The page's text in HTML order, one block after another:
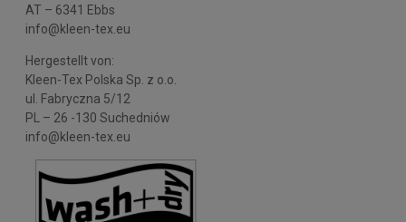
AT – 6341 Ebbs
info@kleen-tex.eu
Hergestellt von:
Kleen-Tex Polska Sp. z o.o.
ul. Fabryczna 5/12
PL – 26 -130 Suchedniów
info@kleen-tex.eu